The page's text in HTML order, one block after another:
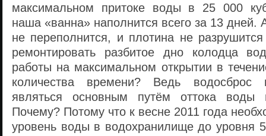
максимальном притоке воды в 25 000
наша «ванна» наполнится всего за 13 дней.
не переполнится, и плотина не
ремонтировать разбитое дно колодца
работы на максимальном открытии в
количества времени? Ведь водосброс
являться основным путём оттока воды
Почему? Потому что к весне 2011 года
уровень воды в водохранилище до уровня